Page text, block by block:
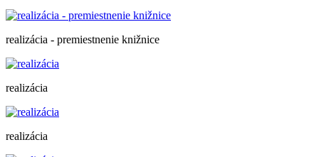
realizácia - premiestnenie knižnice
realizácia
realizácia